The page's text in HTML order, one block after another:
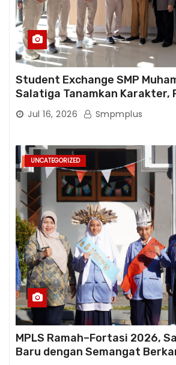
Student Exchange SMP
Salatiga Tanamkan Karakter,
Wawasan, dan Tumbuhkan
Berprestasi
Jul 16, 2026 Smpmplus
UNCATEGORIZED
MPLS Ramah–Fortasi 2026,
Baru dengan Semangat